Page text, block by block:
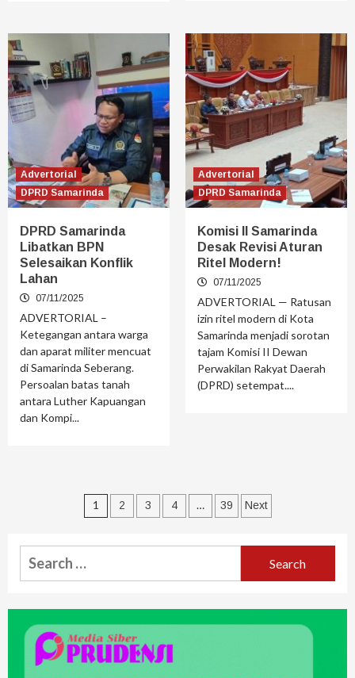
Advertorial
DPRD Samarinda
DPRD Samarinda
Libatkan BPN
Selesaikan Konflik
Lahan
07/11/2025
ADVERTORIAL –
Ketegangan antara warga
dan aparat militer mencuat
di Samarinda Seberang.
Persoalan batas tanah
antara Luther Kapuangan
dan Kompi...
Advertorial
DPRD Samarinda
Komisi II Samarinda
Desak Revisi Aturan
Ritel Modern!
07/11/2025
ADVERTORIAL — Ratusan
izin ritel modern di Kota
Samarinda menjadi sorotan
tajam Komisi II Dewan
Perwakilan Rakyat Daerah
(DPRD) setempat....
1 2 3 4 … 39 Next